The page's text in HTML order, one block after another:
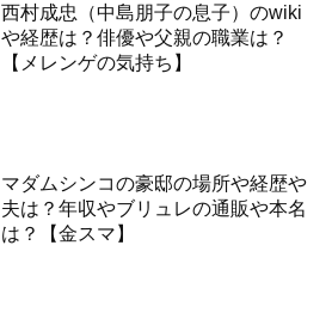
西村成忠（中島朋子の息子）のwiki
や経歴は？俳優や父親の職業は？
【メレンゲの気持ち】
マダムシンコの豪邸の場所や経歴や
夫は？年収やブリュレの通販や本名
は？【金スマ】